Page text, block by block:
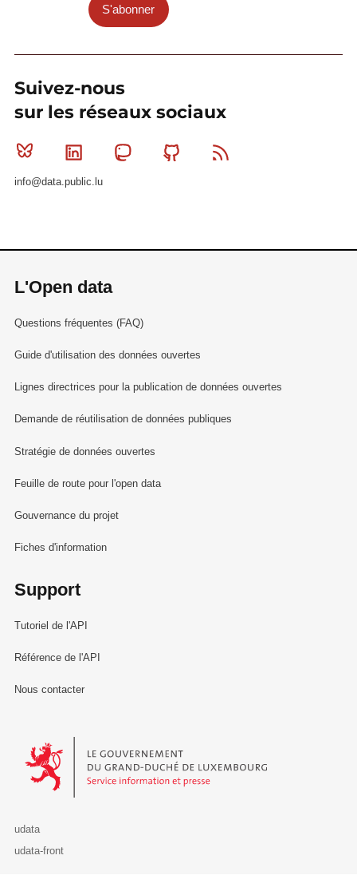
S'abonner
Suivez-nous
sur les réseaux sociaux
Bluesky Linkedin MastodonGithub
info@data.public.lu
L'Open data
Questions fréquentes (FAQ)
Guide d'utilisation des données ouvertes
Lignes directrices pour la publication de données ouvertes
Demande de réutilisation de données publiques
Stratégie de données ouvertes
Feuille de route pour l'open data
Gouvernance du projet
Fiches d'information
Support
Tutoriel de l'API
Référence de l'API
Nous contacter
Le Gouvernement du Grand-Duché de Luxembourg - Service
udata
udata-front